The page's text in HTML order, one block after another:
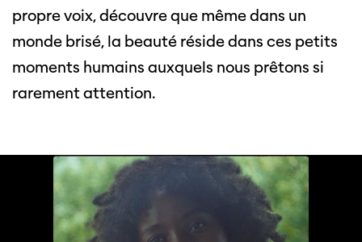
propre voix, découvre que même dans un
monde brisé, la beauté réside dans ces petits
moments humains auxquels nous prêtons si
rarement attention.